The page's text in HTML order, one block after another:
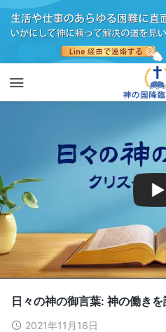
日々の神の御言葉: 神の働き
2021年11月16日